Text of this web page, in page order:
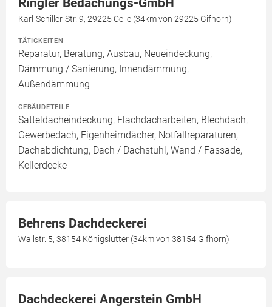
Ringler Bedachungs-GmbH
Karl-Schiller-Str. 9, 29225 Celle (34km von 29225 Gifhorn)
TÄTIGKEITEN
Reparatur, Beratung, Ausbau, Neueindeckung,
Dämmung / Sanierung, Innendämmung,
Außendämmung
GEBÄUDETEILE
Satteldacheindeckung, Flachdacharbeiten, Blechdach,
Gewerbedach, Eigenheimdächer, Notfallreparaturen,
Dachabdichtung, Dach / Dachstuhl, Wand / Fassade,
Kellerdecke
Behrens Dachdeckerei
Wallstr. 5, 38154 Königslutter (34km von 38154 Gifhorn)
Dachdeckerei Angerstein GmbH